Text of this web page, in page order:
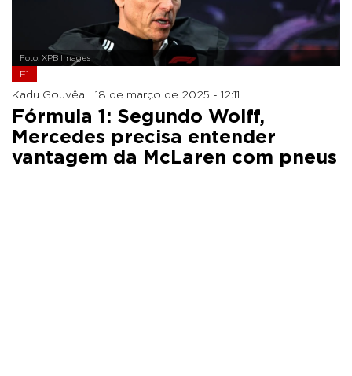
Foto: XPB Images
F1
Kadu Gouvêa | 18 de março de 2025 - 12:11
Fórmula 1: Segundo Wolff,
Mercedes precisa entender
vantagem da McLaren com pneus